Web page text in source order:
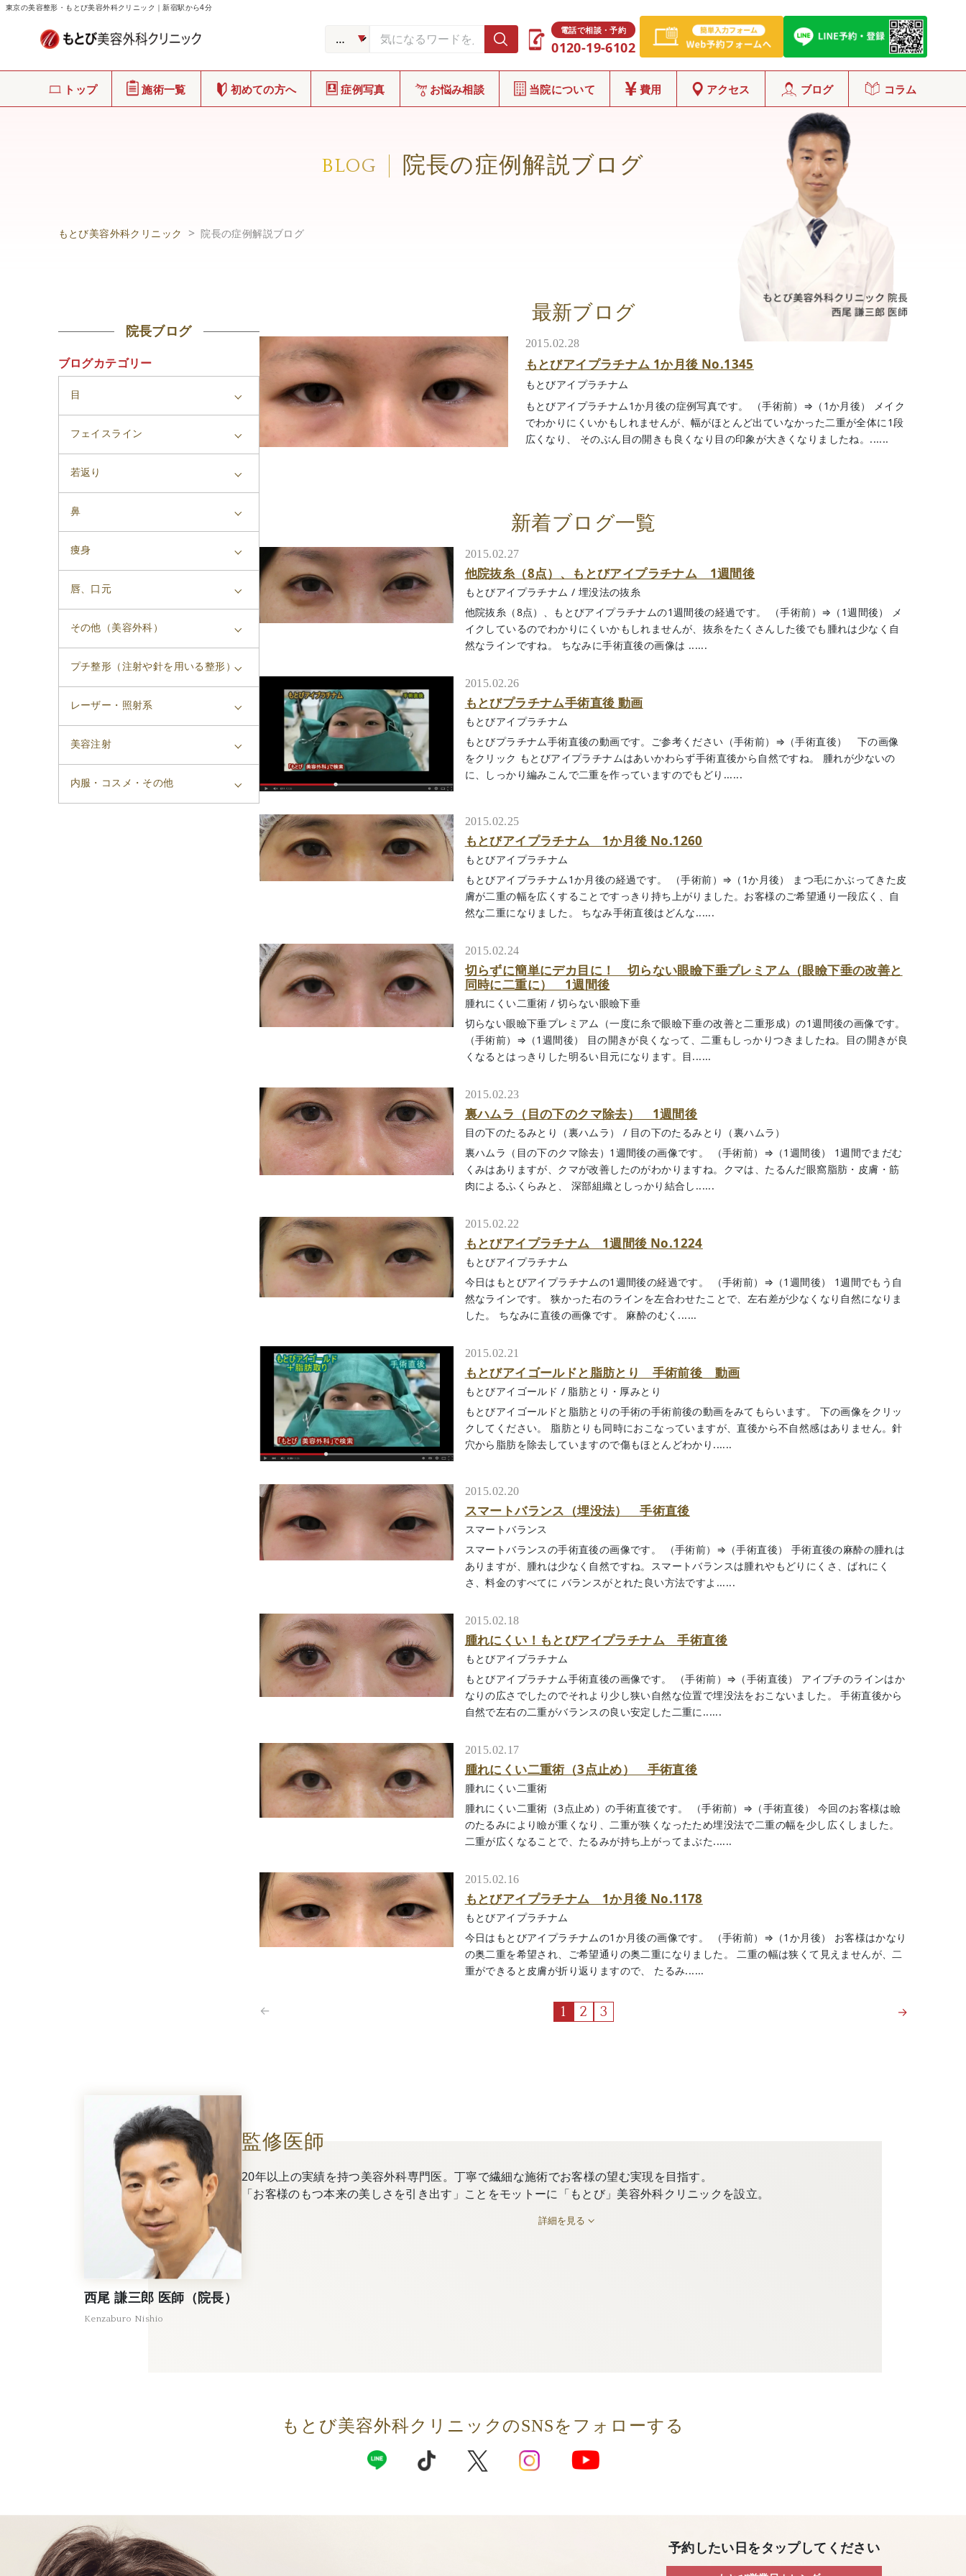
東京の美容整形・もとび美容外科クリニック｜新宿駅から4分
電話で相談・予約
0120-19-6102
トップ 施術一覧 初めての方へ 症例写真 お悩み相談 当院について 費用 アクセス ブログ コラム
BLOG 院長の症例解説ブログ
もとび美容外科クリニック 院長の症例解説ブログ
院長ブログ
ブログカテゴリー
目
フェイスライン
若返り
鼻
痩身
唇、口元
その他（美容外科）
プチ整形（注射や針を用いる整形）
レーザー・照射系
美容注射
内服・コスメ・その他
最新ブログ
2015.02.28
もとびアイプラチナム 1か月後 No.1345
もとびアイプラチナム
もとびアイプラチナム1か月後の症例写真です。 （手術前）⇒（1か月後） メイク
でわかりにくいかもしれませんが、幅がほとんど出ていなかった二重が全体に1段
広くなり、 そのぶん目の開きも良くなり目の印象が大きくなりましたね。......
新着ブログ一覧
2015.02.27
他院抜糸（8点）、もとびアイプラチナム 1週間後
もとびアイプラチナム / 埋没法の抜糸
他院抜糸（8点）、もとびアイプラチナムの1週間後の経過です。 （手術前）⇒（1週間後） メ
イクしているのでわかりにくいかもしれませんが、抜糸をたくさんした後でも腫れは少なく自
然なラインですね。 ちなみに手術直後の画像は ......
2015.02.26
もとびプラチナム手術直後 動画
もとびアイプラチナム
もとびプラチナム手術直後の動画です。ご参考ください（手術前）⇒（手術直後） 下の画像
をクリック もとびアイプラチナムはあいかわらず手術直後から自然ですね。 腫れが少ないの
に、しっかり編みこんで二重を作っていますのでもどり......
2015.02.25
もとびアイプラチナム 1か月後 No.1260
もとびアイプラチナム
もとびアイプラチナム1か月後の経過です。 （手術前）⇒（1か月後） まつ毛にかぶってきた皮
膚が二重の幅を広くすることですっきり持ち上がりました。お客様のご希望通り一段広く、自
然な二重になりました。 ちなみ手術直後はどんな......
2015.02.24
切らずに簡単にデカ目に！ 切らない眼瞼下垂プレミアム（眼瞼下垂の改善と
同時に二重に） 1週間後
腫れにくい二重術 /切らない眼瞼下垂
切らない眼瞼下垂プレミアム（一度に糸で眼瞼下垂の改善と二重形成）の1週間後の画像です。
（手術前）⇒（1週間後） 目の開きが良くなって、二重もしっかりつきましたね。目の開きが良
くなるとはっきりした明るい目元になります。目......
2015.02.23
裏ハムラ（目の下のクマ除去） 1週間後
目の下のたるみとり（裏ハムラ） / 目の下のたるみとり（裏ハムラ）
裏ハムラ（目の下のクマ除去）1週間後の画像です。 （手術前）⇒（1週間後） 1週間でまだむ
くみはありますが、クマが改善したのがわかりますね。クマは、たるんだ眼窩脂肪・皮膚・筋
肉によるふくらみと、 深部組織としっかり結合し......
2015.02.22
もとびアイプラチナム 1週間後 No.1224
もとびアイプラチナム
今日はもとびアイプラチナムの1週間後の経過です。 （手術前）⇒（1週間後） 1週間でもう自
然なラインです。 狭かった右のラインを左合わせたことで、左右差が少なくなり自然になりま
した。 ちなみに直後の画像です。 麻酔のむく......
2015.02.21
もとびアイゴールドと脂肪とり 手術前後 動画
もとびアイゴールド / 脂肪とり・厚みとり
もとびアイゴールドと脂肪とりの手術の手術前後の動画をみてもらいます。 下の画像をクリッ
クしてください。 脂肪とりも同時におこなっていますが、直後から不自然感はありません。針
穴から脂肪を除去していますので傷もほとんどわかり......
2015.02.20
スマートバランス（埋没法） 手術直後
スマートバランス
スマートバランスの手術直後の画像です。 （手術前）⇒（手術直後） 手術直後の麻酔の腫れは
ありますが、腫れは少なく自然ですね。スマートバランスは腫れやもどりにくさ、ばれにく
さ、料金のすべてに バランスがとれた良い方法ですよ......
2015.02.18
腫れにくい！もとびアイプラチナム 手術直後
もとびアイプラチナム
もとびアイプラチナム手術直後の画像です。 （手術前）⇒（手術直後） アイプチのラインはか
なりの広さでしたのでそれより少し狭い自然な位置で埋没法をおこないました。 手術直後から
自然で左右の二重がバランスの良い安定した二重に......
2015.02.17
腫れにくい二重術（3点止め） 手術直後
腫れにくい二重術
腫れにくい二重術（3点止め）の手術直後です。 （手術前）⇒（手術直後） 今回のお客様は瞼
のたるみにより瞼が重くなり、二重が狭くなったため埋没法で二重の幅を少し広くしました。
二重が広くなることで、たるみが持ち上がってまぶた......
2015.02.16
もとびアイプラチナム 1か月後 No.1178
もとびアイプラチナム
今日はもとびアイプラチナムの1か月後の画像です。 （手術前）⇒（1か月後） お客様はかなり
の奥二重を希望され、ご希望通りの奥二重になりました。 二重の幅は狭くて見えませんが、二
重ができると皮膚が折り返りますので、 たるみ......
← 1 2 3 →
監修医師
20年以上の実績を持つ美容外科専門医。丁寧で繊細な施術でお客様の望む実現を目指す。
「お客様のもつ本来の美しさを引き出す」ことをモットーに「もとび」美容外科クリニックを設立。
詳細を見る
西尾 謙三郎 医師（院長）
Kenzaburo Nishio
もとび美容外科クリニックのSNSをフォローする
予約したい日をタップしてください